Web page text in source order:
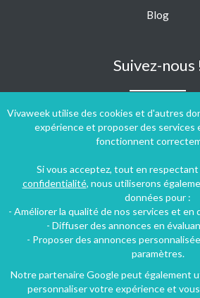
Vivaweek utilise des cookies et d'autres
expérience et proposer des services
fonctionnent
Si vous acceptez, tout en
confidentialité, nous utiliserons
données pour :
- Améliorer la qualité de nos services et en
- Diffuser des annonces en
- Proposer des annonces
paramètres.
Notre partenaire Google peut également
personnaliser votre expérience et
Blog
Suivez-nous
Conditions générales d'utilisation-